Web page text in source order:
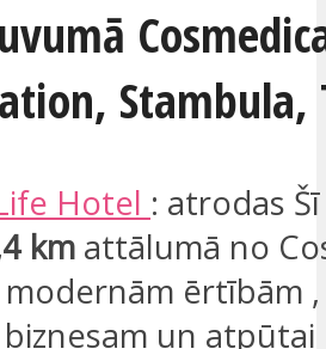
Stambula,
Hotel : atrodas
km attālumā no
ērtībām
un atpūtai